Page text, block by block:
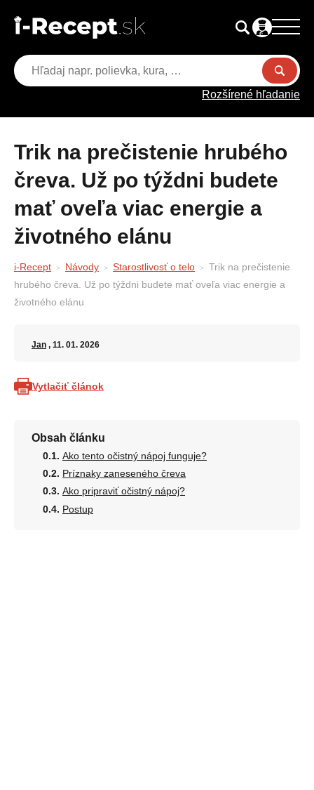
Rozšírené hľadanie
Trik na prečistenie hrubého
čreva. Už po týždni budete
mať oveľa viac energie a
životného elánu
i-Recept Návody Starostlivosť o telo
Trik na prečistenie
hrubého čreva. Už po týždni budete mať oveľa viac energie a
životného elánu
Jan , 11. 01. 2026
Vytlačiť článok
Obsah článku
Ako tento očistný nápoj funguje?
Príznaky zaneseného čreva
Ako pripraviť očistný nápoj?
Postup